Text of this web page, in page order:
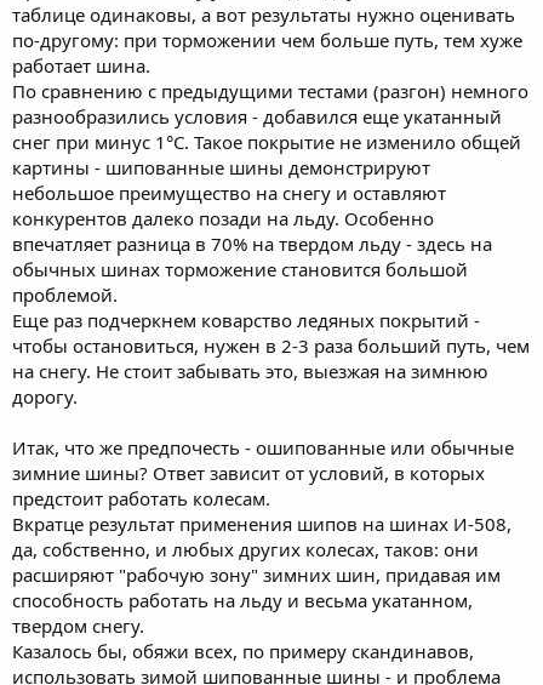
таблице одинаковы, а вот результаты нужно оценивать
по-другому: при торможении чем больше путь, тем хуже
работает шина.
По сравнению с предыдущими тестами (разгон) немного
разнообразились условия - добавился еще укатанный
снег при минус 1°С. Такое покрытие не изменило общей
картины - шипованные шины демонстрируют
небольшое преимущество на снегу и оставляют
конкурентов далеко позади на льду. Особенно
впечатляет разница в 70% на твердом льду - здесь на
обычных шинах торможение становится большой
проблемой.
Еще раз подчеркнем коварство ледяных покрытий -
чтобы остановиться, нужен в 2-3 раза больший путь, чем
на снегу. Не стоит забывать это, выезжая на зимнюю
дорогу.
Итак, что же предпочесть - ошипованные или обычные
зимние шины? Ответ зависит от условий, в которых
предстоит работать колесам.
Вкратце результат применения шипов на шинах И-508,
да, собственно, и любых других колесах, таков: они
расширяют "рабочую зону" зимних шин, придавая им
способность работать на льду и весьма укатанном,
твердом снегу.
Казалось бы, обяжи всех, по примеру скандинавов,
использовать зимой шипованные шины - и проблема